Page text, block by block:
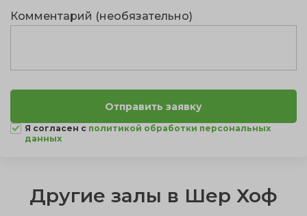
Комментарий (необязательно)
Я согласен с политикой обработки персональных
данных
Другие залы в Шер Хоф